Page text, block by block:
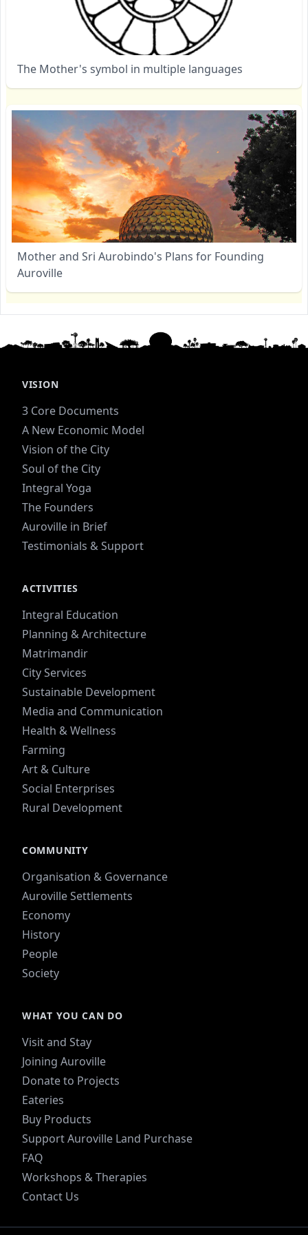
The Mother's symbol in multiple languages
Mother and Sri Aurobindo's Plans for Founding
Auroville
VISION
3 Core Documents
A New Economic Model
Vision of the City
Soul of the City
Integral Yoga
The Founders
Auroville in Brief
Testimonials & Support
ACTIVITIES
Integral Education
Planning & Architecture
Matrimandir
City Services
Sustainable Development
Media and Communication
Health & Wellness
Farming
Art & Culture
Social Enterprises
Rural Development
COMMUNITY
Organisation & Governance
Auroville Settlements
Economy
History
People
Society
WHAT YOU CAN DO
Visit and Stay
Joining Auroville
Donate to Projects
Eateries
Buy Products
Support Auroville Land Purchase
FAQ
Workshops & Therapies
Contact Us